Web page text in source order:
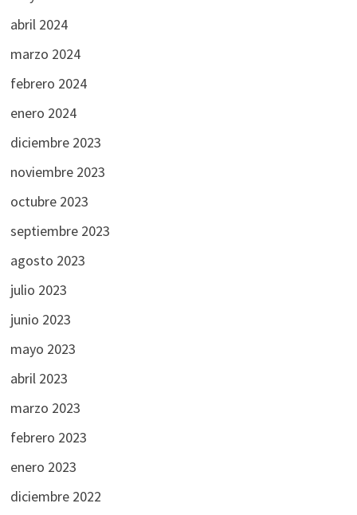
abril 2024
marzo 2024
febrero 2024
enero 2024
diciembre 2023
noviembre 2023
octubre 2023
septiembre 2023
agosto 2023
julio 2023
junio 2023
mayo 2023
abril 2023
marzo 2023
febrero 2023
enero 2023
diciembre 2022